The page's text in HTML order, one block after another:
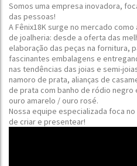
Somos uma empresa inovadora,
das pessoas!
A Fênix18K surge no mercado
de joalheria: desde a oferta das
elaboração das peças na fornitura,
fascinantes embalagens e
nas tendências das joias e semi-
namoro de prata, alianças de
de prata com banho de ródio negro
ouro amarelo / ouro rosé.
Nossa equipe especializada foca
de criar e presentear!